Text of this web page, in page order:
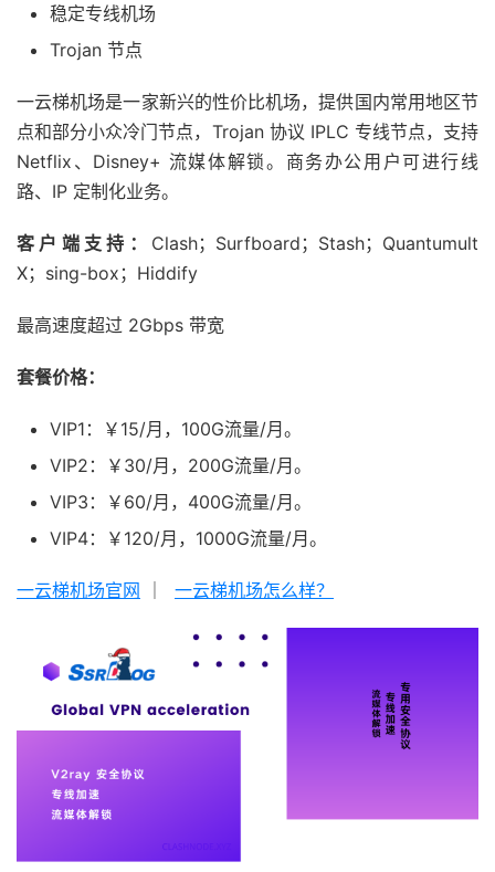
稳定专线机场
Trojan 节点
一云梯机场是一家新兴的性价比机场，提供国内常用地区节
点和部分小众冷门节点，Trojan 协议 IPLC 专线节点，支持
Netflix、Disney+ 流媒体解锁。商务办公用户可进行线
路、IP 定制化业务。
客户端支持： Clash；Surfboard；Stash；Quantumult
X；sing-box；Hiddify
最高速度超过 2Gbps 带宽
套餐价格：
VIP1：￥15/月，100G流量/月。
VIP2：￥30/月，200G流量/月。
VIP3：￥60/月，400G流量/月。
VIP4：￥120/月，1000G流量/月。
一云梯机场官网 一云梯机场怎么样？